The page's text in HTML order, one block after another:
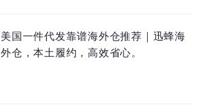
美国一件代发靠谱海外仓推荐｜迅蜂海
外仓，本土履约，高效省心。